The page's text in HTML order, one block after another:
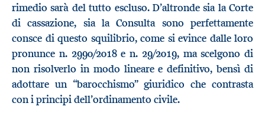
rimedio sarà del tutto escluso. D’altronde sia la Corte
di cassazione, sia la Consulta sono perfettamente
consce di questo squilibrio, come si evince dalle loro
pronunce n. 2990/2018 e n. 29/2019, ma scelgono di
non risolverlo in modo lineare e definitivo, bensì di
adottare un “barocchismo” giuridico che contrasta
con i principi dell’ordinamento civile.